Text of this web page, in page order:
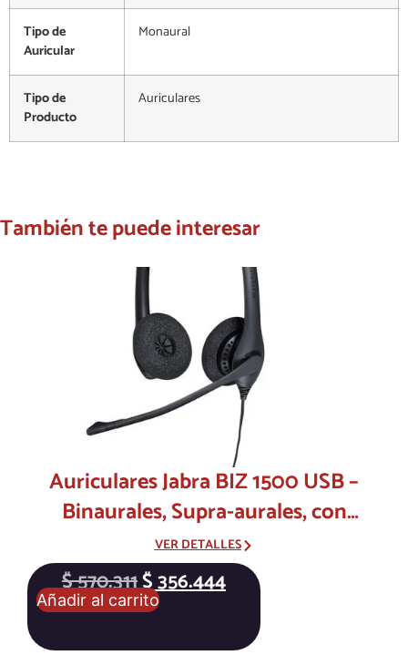
Tipo de
Auricular
Monaural
Tipo de
Producto
Auriculares
También te puede interesar
Auriculares Jabra BIZ 1500 USB –
Binaurales, Supra-aurales, con
Cancelación de Ruido – Cable de
2.3m
VER DETALLES
$570.311$356.444
Añadir al carrito